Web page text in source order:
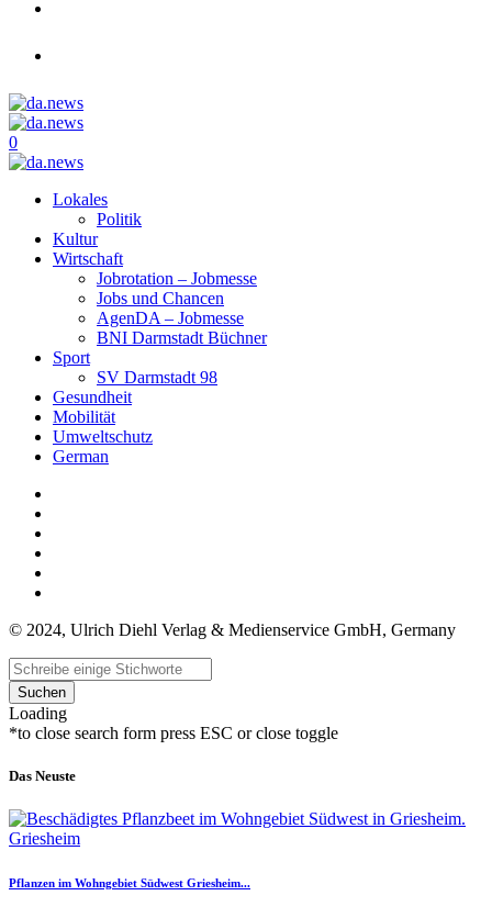
0
Lokales
Politik
Kultur
Wirtschaft
Jobrotation – Jobmesse
Jobs und Chancen
AgenDA – Jobmesse
BNI Darmstadt Büchner
Sport
SV Darmstadt 98
Gesundheit
Mobilität
Umweltschutz
German
© 2024, Ulrich Diehl Verlag & Medienservice GmbH, Germany
Suchen
Loading
*to close search form press ESC or close toggle
Das Neuste
Griesheim
Pflanzen im Wohngebiet Südwest Griesheim...